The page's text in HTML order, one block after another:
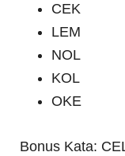
CEK
LEM
NOL
KOL
OKE
Bonus Kata: